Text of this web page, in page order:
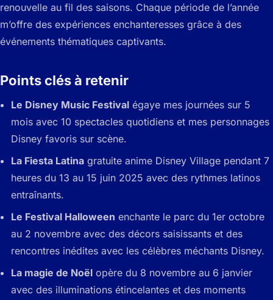
renouvelle au fil des saisons. Chaque période de l’année
m’offre des expériences enchanteresses grâce à des
événements thématiques captivants.
Points clés à retenir
Le Disney Music Festival égaye mes journées sur 5
mois avec 10 spectacles quotidiens et mes personnages
Disney favoris sur scène.
La Fiesta Latina gratuite anime Disney Village pendant 7
heures du 13 au 15 juin 2025 avec des rythmes latinos
entraînants.
Le Festival Halloween enchante le parc du 1er octobre
au 2 novembre avec des décors saisissants et des
rencontres inédites avec les célèbres méchants Disney.
La magie de Noël opère du 8 novembre au 6 janvier
avec des illuminations étincelantes et des moments